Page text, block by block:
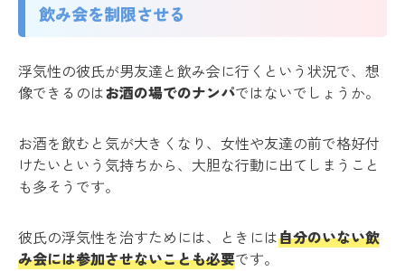
飲み会を制限させる
浮気性の彼氏が男友達と飲み会に行くという状況で、想
像できるのはお酒の場でのナンパではないでしょうか。
お酒を飲むと気が大きくなり、女性や友達の前で格好付
けたいという気持ちから、大胆な行動に出てしまうこと
も多そうです。
彼氏の浮気性を治すためには、ときには自分のいない飲
み会には参加させないことも必要です。